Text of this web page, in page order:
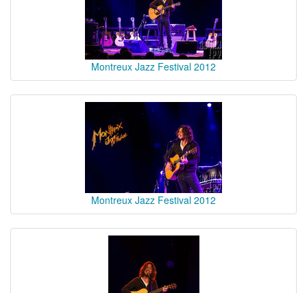
Montreux Jazz Festival 2012
Montreux Jazz Festival 2012